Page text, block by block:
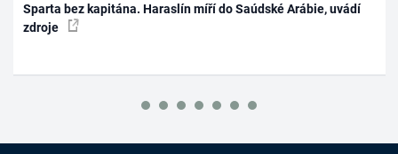
Sparta bez kapitána. Haraslín míří do Saúdské Arábie, uvádí
zdroje